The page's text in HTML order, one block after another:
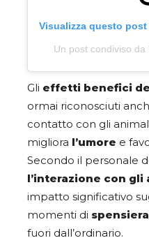
Visualizza questo
Un post condiviso
Gli effetti benefici
ormai riconosciuti
contatto con gli
migliora l’umore e
Secondo il personale
l’interazione con gli
impatto significativo
momenti di
fuori dall’ordinario.